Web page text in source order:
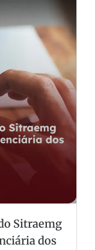
Sitraemg
dos